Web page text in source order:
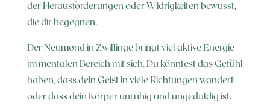
der Herausforderungen oder Widrigkeiten bewusst,
die dir begegnen.
Der Neumond in Zwillinge bringt viel aktive Energie
im mentalen Bereich mit sich. Du könntest das Gefühl
haben, dass dein Geist in viele Richtungen wandert
oder dass dein Körper unruhig und ungeduldig ist.